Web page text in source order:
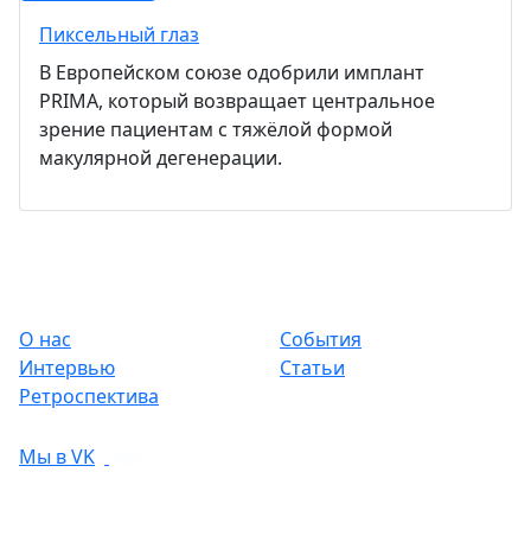
Пиксельный глаз
В Европейском союзе одобрили имплант
PRIMA, который возвращает центральное
зрение пациентам с тяжёлой формой
макулярной дегенерации.
О нас
События
Интервью
Статьи
Ретроспектива
Мы в VK